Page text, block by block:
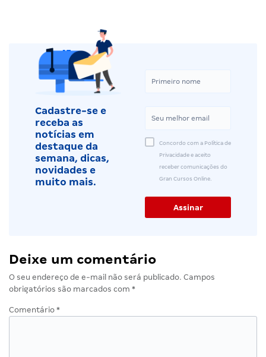
Cadastre-se e
receba as
notícias em
destaque da
semana, dicas,
novidades e
muito mais.
Concordo com a Política de
Privacidade e aceito
receber comunicações do
Gran Cursos Online.
Deixe um comentário
O seu endereço de e-mail não será publicado. Campos
obrigatórios são marcados com *
Comentário *